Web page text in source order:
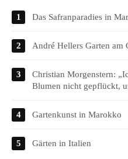
Das Safranparadies in
André Hellers Garten am
Christian Morgenstern:
Blumen nicht gepflückt,
Gartenkunst in Marokko
Gärten in Italien